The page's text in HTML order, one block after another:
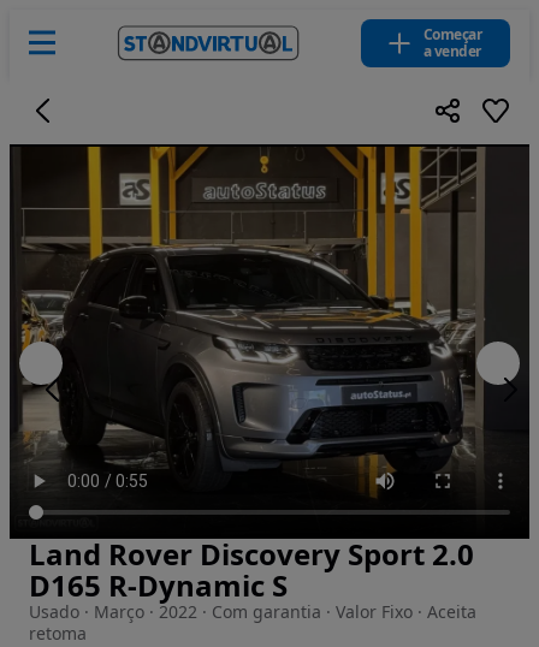
Começar
a vender
Imagem 1 de 33
Land Rover Discovery Sport 2.0
D165 R-Dynamic S
Usado · Março · 2022 · Com garantia · Valor Fixo · Aceita
retoma